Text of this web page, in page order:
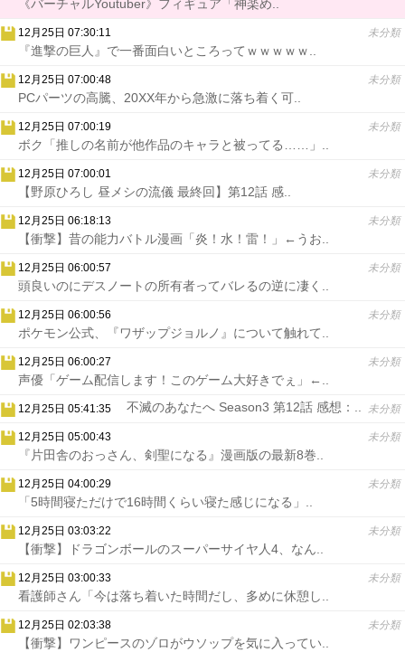
《バーチャルYoutuber》フィギュア「神楽め..
12月25日 07:30:11 未分類
『進撃の巨人』で一番面白いところってｗｗｗｗｗ..
12月25日 07:00:48 未分類
PCパーツの高騰、20XX年から急激に落ち着く可..
12月25日 07:00:19 未分類
ボク「推しの名前が他作品のキャラと被ってる……」..
12月25日 07:00:01 未分類
【野原ひろし 昼メシの流儀 最終回】第12話 感..
12月25日 06:18:13 未分類
【衝撃】昔の能力バトル漫画「炎！水！雷！」←うお..
12月25日 06:00:57 未分類
頭良いのにデスノートの所有者ってバレるの逆に凄く..
12月25日 06:00:56 未分類
ポケモン公式、『ワザップジョルノ』について触れて..
12月25日 06:00:27 未分類
声優「ゲーム配信します！このゲーム大好きでぇ」←..
12月25日 05:41:35 未分類
不滅のあなたへ Season3 第12話 感想：..
12月25日 05:00:43 未分類
『片田舎のおっさん、剣聖になる』漫画版の最新8巻..
12月25日 04:00:29 未分類
「5時間寝ただけで16時間くらい寝た感じになる」..
12月25日 03:03:22 未分類
【衝撃】ドラゴンボールのスーパーサイヤ人4、なん..
12月25日 03:00:33 未分類
看護師さん「今は落ち着いた時間だし、多めに休憩し..
12月25日 02:03:38 未分類
【衝撃】ワンピースのゾロがウソップを気に入ってい..